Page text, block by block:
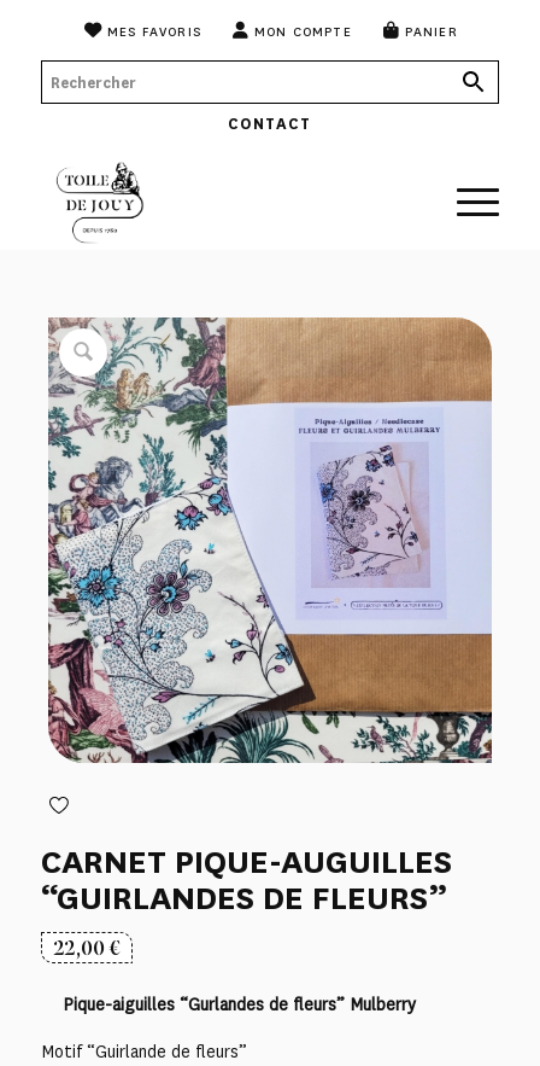
MES FAVORIS MON COMPTE PANIER
CONTACT
CARNET PIQUE-AUGUILLES
“GUIRLANDES DE FLEURS”
22,00€
Pique-aiguilles “Gurlandes de fleurs” Mulberry
Motif “Guirlande de fleurs”